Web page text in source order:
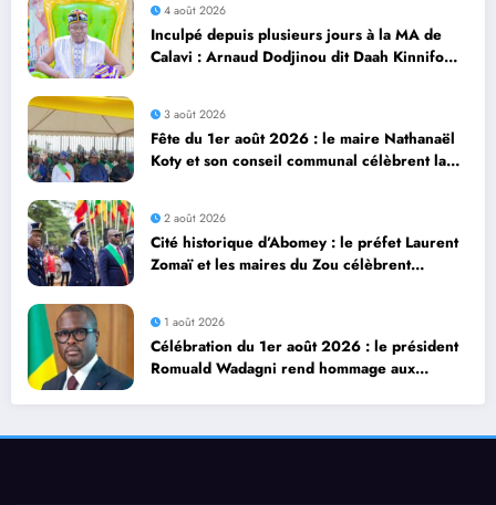
4 août 2026
Inculpé depuis plusieurs jours à la MA de
Calavi : Arnaud Dodjinou dit Daah Kinnifo
3 août 2026
Fête du 1er août 2026 : le maire Nathanaël
Koty et son conseil communal célèbrent la
2 août 2026
Cité historique d’Abomey : le préfet Laurent
Zomaï et les maires du Zou célèbrent
1 août 2026
Célébration du 1er août 2026 : le président
Romuald Wadagni rend hommage aux